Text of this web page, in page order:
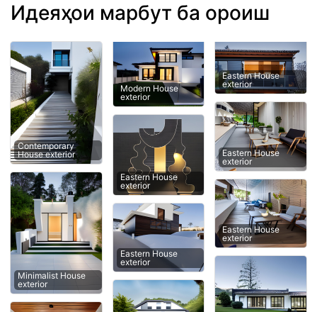
Идеяҳои марбут ба ороиш
Contemporary
House exterior
Minimalist House
exterior
Modern House
exterior
Eastern House
exterior
Eastern House
exterior
Eastern House
exterior
Eastern House
exterior
Eastern House
exterior